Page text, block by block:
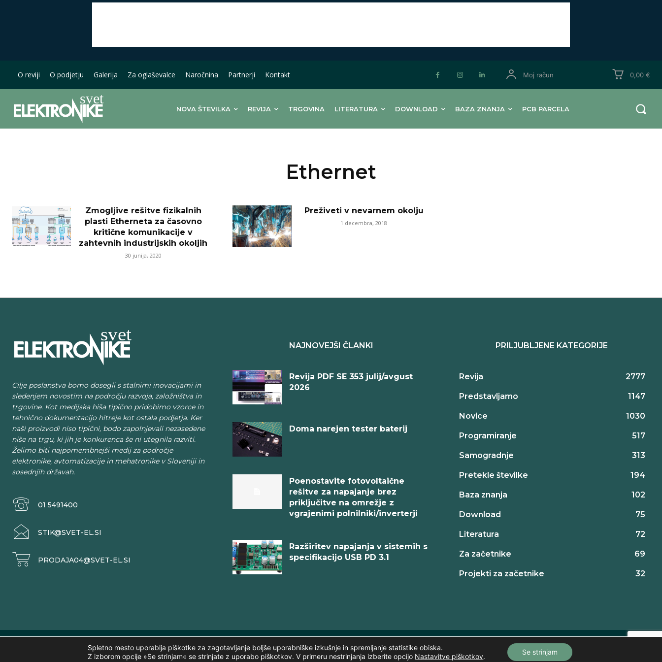
O reviji O podjetju Galerija Za oglaševalce Naročnina Partnerji Kontakt Moj račun 0,00 €
NOVA ŠTEVILKA REVIJA TRGOVINA LITERATURA DOWNLOAD BAZA ZNANJA PCB PARCELA
Ethernet
Zmogljive rešitve fizikalnih
plasti Etherneta za časovno
kritične komunikacije v
zahtevnih industrijskih okoljih
30 junija, 2020
Preživeti v nevarnem okolju
1 decembra, 2018
Cilje poslanstva bomo dosegli s stalnimi inovacijami in
sledenjem novostim na področju razvoja, založništva in
trgovine. Kot medijska hiša tipično pridobimo vzorce in
tehnično dokumentacijo hitreje kot ostala podjetja. Ker
naši proizvodi niso tipični, bodo zapolnjevali nezasedene
niše na trgu, ki jih je konkurenca še ni utegnila razviti.
Želimo biti najpomembnejši medij za področje
elektronike, avtomatizacije in mehatronike v Sloveniji in
sosednjih državah.
01 5491400
STIK@SVET-EL.SI
PRODAJA04@SVET-EL.SI
NAJNOVEJŠI ČLANKI
Revija PDF SE 353 julij/avgust
2026
Doma narejen tester baterij
Poenostavite fotovoltaične
rešitve za napajanje brez
priključitve na omrežje z
vgrajenimi polnilniki/inverterji
Razširitev napajanja v sistemih s
specifikacijo USB PD 3.1
PRILJUBLJENE KATEGORIJE
Revija 2777
Predstavljamo 1147
Novice 1030
Programiranje 517
Samogradnje 313
Pretekle številke 194
Baza znanja 102
Download 75
Literatura 72
Za začetnike 69
Projekti za začetnike 32
©2026 AX elektronika d.o.o., vse pravice pridržane. | web:Intinet Politika zasebnosti Splošni pogoji poslovanja
Spletno mesto uporablja piškotke za zagotavljanje boljše uporabniške izkušnje in spremljanje statistike obiska.
Z izborom opcije »Se strinjam« se strinjate z uporabo piškotkov. V primeru nestrinjanja izberite opcijo Nastavitve piškotkov.
Se strinjam